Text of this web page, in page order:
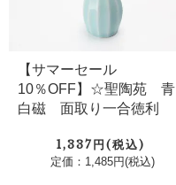
【サマーセール
10％OFF】☆聖陶苑 青
白磁 面取り一合徳利
1,337円(税込)
定価：1,485円(税込)